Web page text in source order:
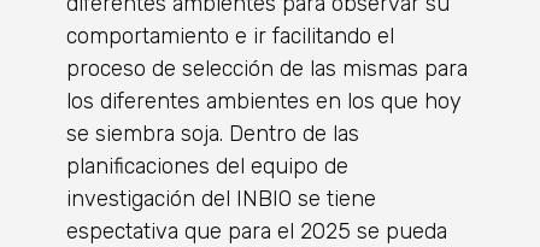
comportamiento e ir facilitando el
proceso de selección de las mismas para
los diferentes ambientes en los que hoy
se siembra soja. Dentro de las
planificaciones del equipo de
investigación del INBIO se tiene
espectativa que para el 2025 se pueda